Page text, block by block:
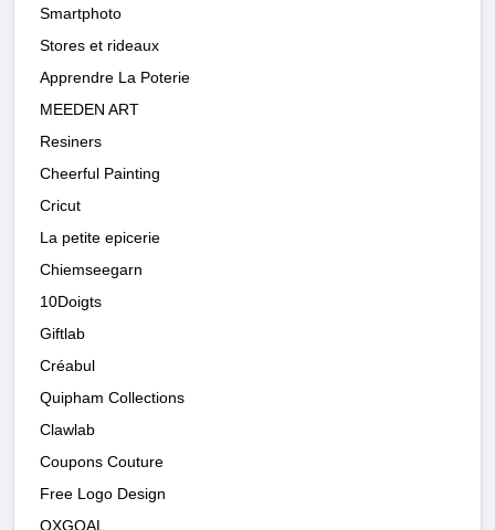
Smartphoto
Stores et rideaux
Apprendre La Poterie
MEEDEN ART
Resiners
Cheerful Painting
Cricut
La petite epicerie
Chiemseegarn
10Doigts
Giftlab
Créabul
Quipham Collections
Clawlab
Coupons Couture
Free Logo Design
OXGOAL